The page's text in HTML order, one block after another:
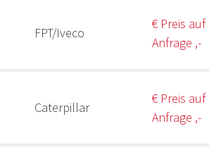
FPT/Iveco
€ Preis auf
Anfrage ,-
Caterpillar
€ Preis auf
Anfrage ,-